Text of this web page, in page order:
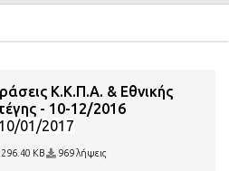
Κ.Κ.Π.Α. & Εθνικής
- 10-12/2016
10/01/2017
296.40 KB 969 λήψεις